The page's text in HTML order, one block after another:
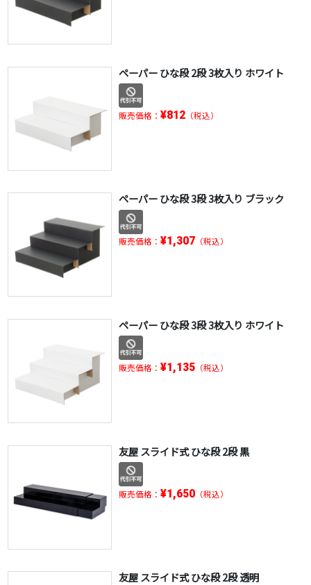
ペーパー ひな段 2段 3枚入り ホワイト
販売価格： ¥812（税込）
ペーパー ひな段 3段 3枚入り ブラック
販売価格： ¥1,307（税込）
ペーパー ひな段 3段 3枚入り ホワイト
販売価格： ¥1,135（税込）
友屋 スライド式 ひな段 2段 黒
販売価格： ¥1,650（税込）
友屋 スライド式 ひな段 2段 透明